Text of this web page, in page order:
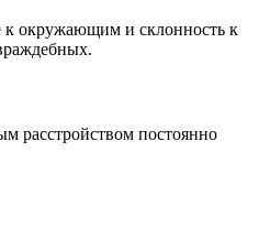
к окружающим и склонность к
расстройством постоянно